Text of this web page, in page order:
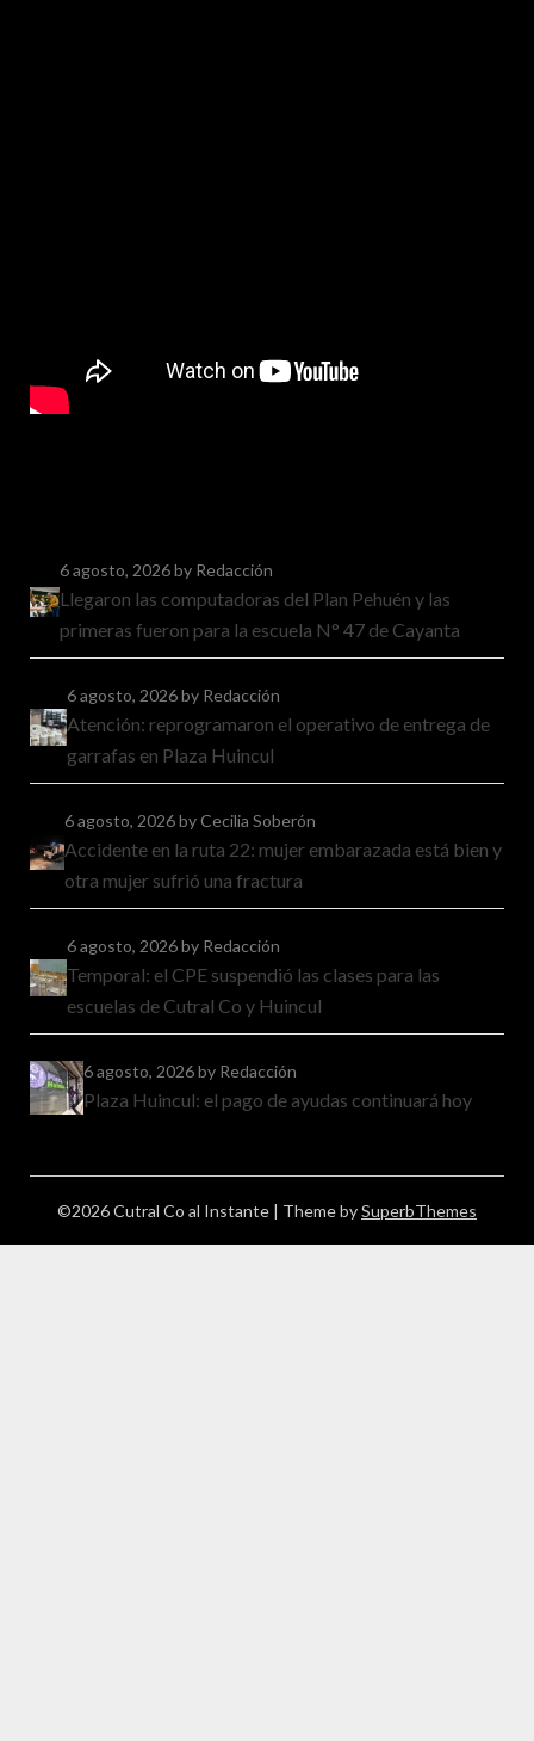
6 agosto, 2026by Redacción
Llegaron las computadoras del Plan Pehuén y las
primeras fueron para la escuela N° 47 de Cayanta
6 agosto, 2026by Redacción
Atención: reprogramaron el operativo de entrega de
garrafas en Plaza Huincul
6 agosto, 2026by Cecilia Soberón
Accidente en la ruta 22: mujer embarazada está bien y
otra mujer sufrió una fractura
6 agosto, 2026by Redacción
Temporal: el CPE suspendió las clases para las
escuelas de Cutral Co y Huincul
6 agosto, 2026by Redacción
Plaza Huincul: el pago de ayudas continuará hoy
©2026 Cutral Co al Instante | Theme bySuperbThemes